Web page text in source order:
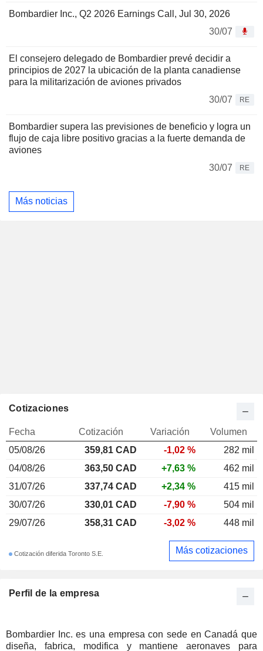
Bombardier Inc., Q2 2026 Earnings Call, Jul 30, 2026
30/07
El consejero delegado de Bombardier prevé decidir a
principios de 2027 la ubicación de la planta canadiense
para la militarización de aviones privados
30/07
RE
Bombardier supera las previsiones de beneficio y logra un
flujo de caja libre positivo gracias a la fuerte demanda de
aviones
30/07
RE
Más noticias
Perfil de la empresa
Bombardier Inc. es una empresa con sede en Canadá que
diseña, fabrica, modifica y mantiene aeronaves para
Cotizaciones
Fecha Cotización Variación
Volumen
05/08/26
359,81 CAD -1,02 %
282 mil
04/08/26
363,50 CAD +7,63 %
462 mil
31/07/26
337,74 CAD +2,34 %
415 mil
30/07/26
330,01 CAD -7,90 %
504 mil
29/07/26
358,31 CAD -3,02 % 448 mil
Cotización diferida Toronto S.E. Más cotizaciones